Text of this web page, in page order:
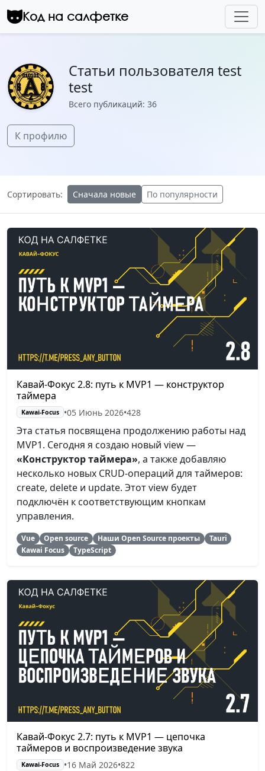
Перейти к контенту
Код на салфетке
Статьи пользователя test
test
Всего публикаций: 36
К профилю
Сортировать: Сначала новые По популярности
Кавай-Фокус 2.8: путь к MVP1 — конструктор
таймера
Kawai-Focus •05 Июнь 2026•428
Эта статья посвящена продолжению работы над
MVP1. Сегодня я создаю новый view —
«Конструктор таймера», а также добавляю
несколько новых CRUD-операций для таймеров:
create, delete и update. Этот view будет
подключён к соответствующим кнопкам
управления.
Vue Open source Наши Open Source проекты
Tauri
Kawai Focus
TypeScript
Кавай-Фокус 2.7: путь к MVP1 — цепочка
таймеров и воспроизведение звука
Kawai-Focus •16 Май 2026•822